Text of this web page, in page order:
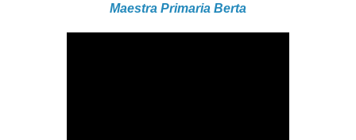
Maestra Primaria Berta